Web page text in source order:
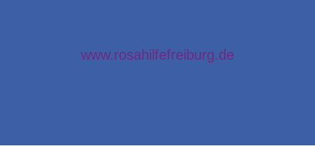
www.rosahilfefreiburg.de